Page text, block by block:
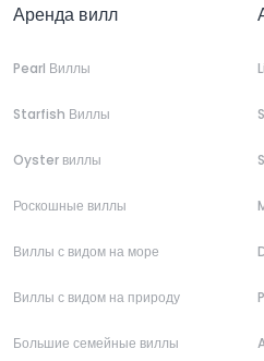
Аренда вилл
Pearl Виллы
Starfish Виллы
Oyster виллы
Роскошные виллы
Виллы с видом на море
Виллы с видом на природу
Большие семейные виллы